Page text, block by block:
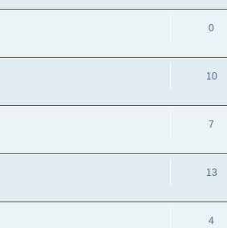
0
10
7
13
4